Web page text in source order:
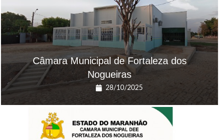
Câmara Municipal de Fortaleza dos
Nogueiras
28/10/2025